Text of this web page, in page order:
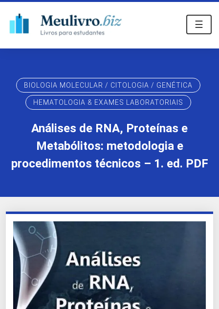
☰
BIOLOGIA MOLECULAR / CITOLOGIA / GENÉTICA
HEMATOLOGIA & EXAMES LABORATORIAIS
Análises de RNA, Proteínas e
Metabólitos: metodologia e
procedimentos técnicos – 1. ed. PDF